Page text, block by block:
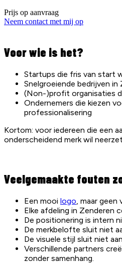
Prijs op aanvraag
Neem contact met mij op
Voor wie is het?
Startups die fris van start
Snelgroeiende bedrijven in
(Non-)profit organisaties
Ondernemers die kiezen
professionalisering
Kortom: voor iedereen die een
onderscheidend merk wil
Veelgemaakte fouten
Een mooi logo, maar geen
Elke afdeling in Zenderen
De positionering is intern
De merkbelofte sluit niet
De visuele stijl sluit niet
Verschillende partners
zonder samenhang.